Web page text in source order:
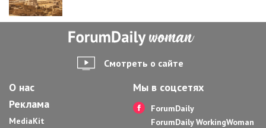
Смотреть о сайте
О нас
Реклама
MediaKit
Мы в соцсетях
ForumDaily
ForumDaily WorkingWoman